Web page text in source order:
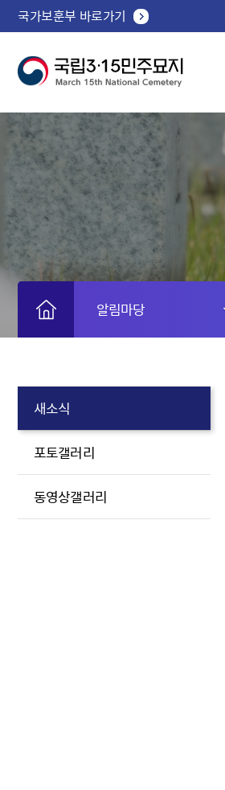
국가보훈부 바로가기
알림마당
새소식
포토갤러리
동영상갤러리